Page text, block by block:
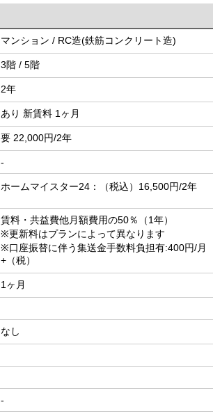
マンション / RC造(鉄筋コンクリート造)
3階 / 5階
2年
あり 新賃料 1ヶ月
要 22,000円/2年
-
ホームマイスター24：（税込）16,500円/2年
賃料・共益費他月額費用の50％（1年）
※更新料はプランによって異なります
※口座振替に伴う集送金手数料負担有:400円/月
+（税）
1ヶ月
なし
-